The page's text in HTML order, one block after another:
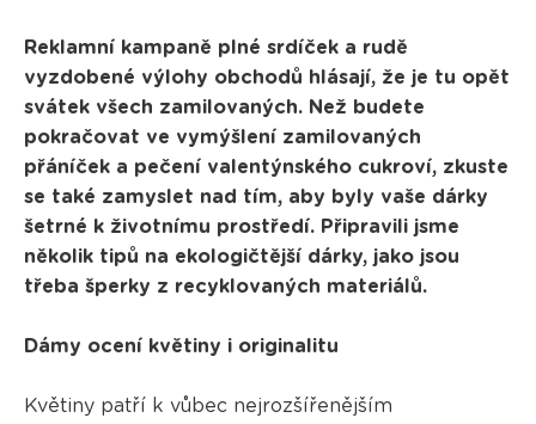
Reklamní kampaně plné srdíček a rudě
vyzdobené výlohy obchodů hlásají, že je tu opět
svátek všech zamilovaných. Než budete
pokračovat ve vymýšlení zamilovaných
přáníček a pečení valentýnského cukroví, zkuste
se také zamyslet nad tím, aby byly vaše dárky
šetrné k životnímu prostředí. Připravili jsme
několik tipů na ekologičtější dárky, jako jsou
třeba šperky z recyklovaných materiálů.
Dámy ocení květiny i originalitu
Květiny patří k vůbec nejrozšířenějším